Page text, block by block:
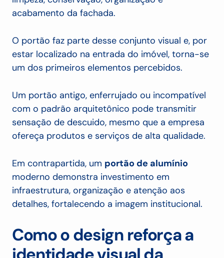
acabamento da fachada.
O portão faz parte desse conjunto visual e, por
estar localizado na entrada do imóvel, torna-se
um dos primeiros elementos percebidos.
Um portão antigo, enferrujado ou incompatível
com o padrão arquitetônico pode transmitir
sensação de descuido, mesmo que a empresa
ofereça produtos e serviços de alta qualidade.
Em contrapartida, um portão de alumínio
moderno demonstra investimento em
infraestrutura, organização e atenção aos
detalhes, fortalecendo a imagem institucional.
Como o design reforça a